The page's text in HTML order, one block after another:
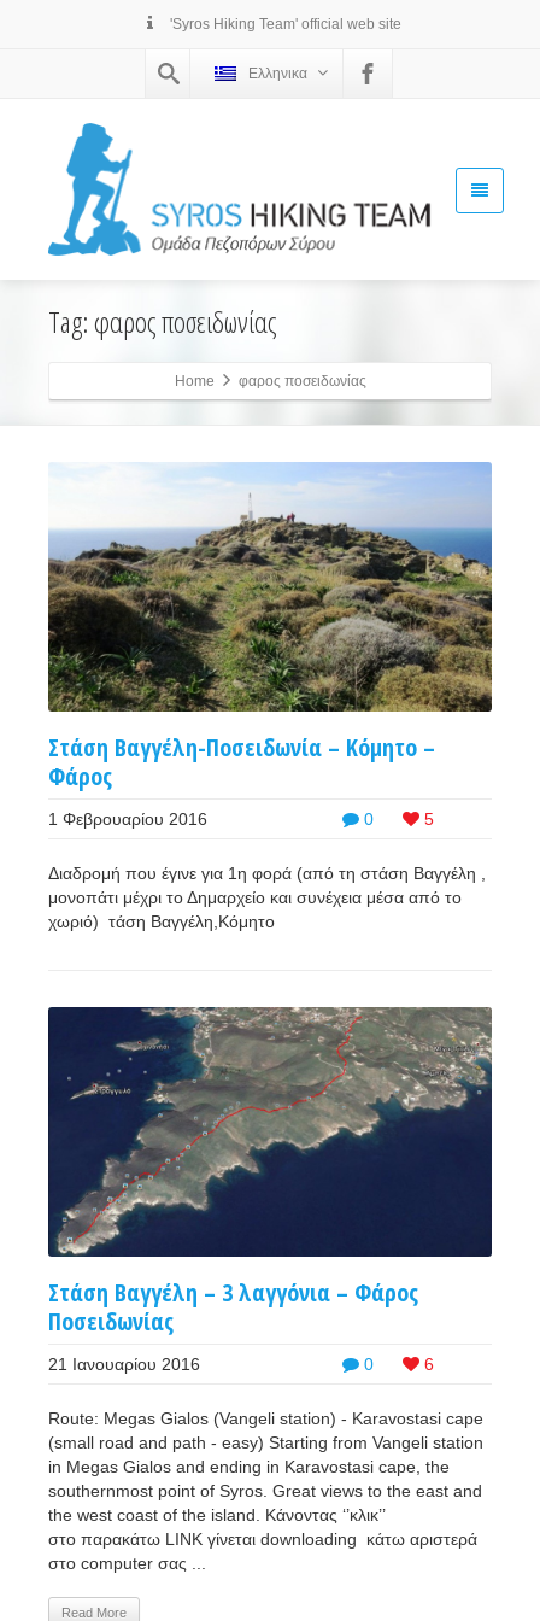
'Syros Hiking Team' official web site
Ελληνικα
Tag: φαρος ποσειδωνίας
Home φαρος ποσειδωνίας
Στάση Βαγγέλη-Ποσειδωνία – Κόμητο –
Φάρος
0 5
1 Φεβρουαρίου 2016
Διαδρομή που έγινε για 1η φορά (από τη στάση Βαγγέλη ,
μονοπάτι μέχρι το Δημαρχείο και συνέχεια μέσα από το
χωριό) τάση Βαγγέλη,Κόμητο
Στάση Βαγγέλη – 3 λαγγόνια – Φάρος
Ποσειδωνίας
0 6
21 Ιανουαρίου 2016
Route: Megas Gialos (Vangeli station) - Karavostasi cape
(small road and path - easy) Starting from Vangeli station
in Megas Gialos and ending in Karavostasi cape, the
southernmost point of Syros. Great views to the east and
the west coast of the island. Κάνοντας ‘’κλικ’’
στο παρακάτω LINK γίνεται downloading κάτω αριστερά
στο computer σας ...
Read More